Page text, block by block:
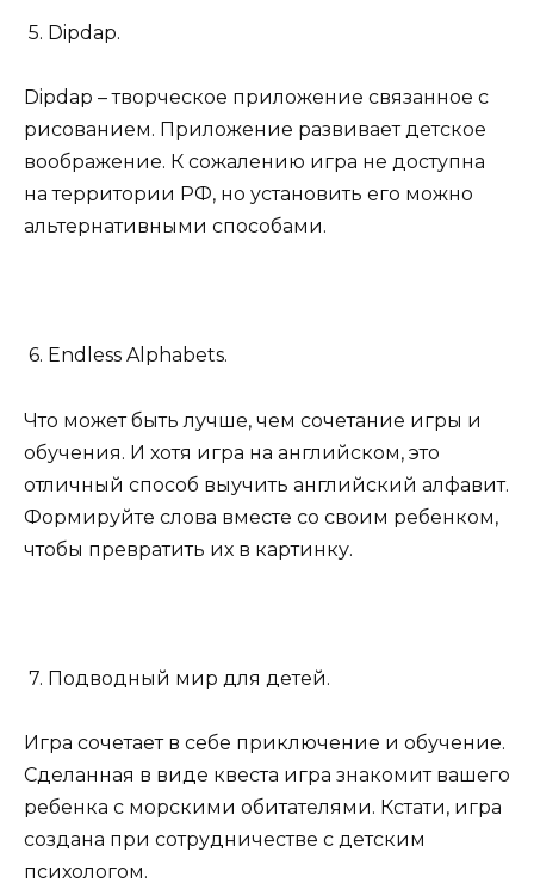
5. Dipdap.
Dipdap – творческое приложение связанное с
рисованием. Приложение развивает детское
воображение. К сожалению игра не доступна
на территории РФ, но установить его можно
альтернативными способами.
6. Endless Alphabets.
Что может быть лучше, чем сочетание игры и
обучения. И хотя игра на английском, это
отличный способ выучить английский алфавит.
Формируйте слова вместе со своим ребенком,
чтобы превратить их в картинку.
7. Подводный мир для детей.
Игра сочетает в себе приключение и обучение.
Сделанная в виде квеста игра знакомит вашего
ребенка с морскими обитателями. Кстати, игра
создана при сотрудничестве с детским
психологом.